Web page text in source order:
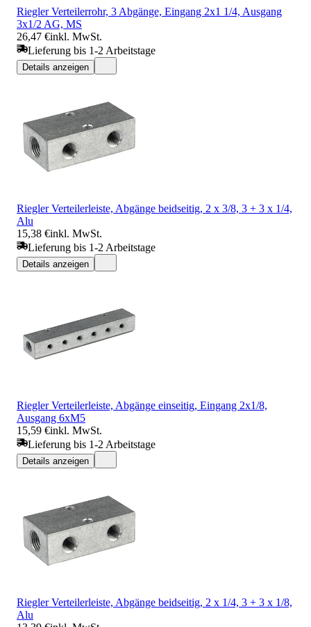
Riegler Verteilerrohr, 3 Abgänge, Eingang 2x1 1/4, Ausgang
3x1/2 AG, MS
26,47 €inkl. MwSt.
Lieferung bis 1-2 Arbeitstage
Details anzeigen
Riegler Verteilerleiste, Abgänge beidseitig, 2 x 3/8, 3 + 3 x 1/4,
Alu
15,38 €inkl. MwSt.
Lieferung bis 1-2 Arbeitstage
Details anzeigen
Riegler Verteilerleiste, Abgänge einseitig, Eingang 2x1/8,
Ausgang 6xM5
15,59 €inkl. MwSt.
Lieferung bis 1-2 Arbeitstage
Details anzeigen
Riegler Verteilerleiste, Abgänge beidseitig, 2 x 1/4, 3 + 3 x 1/8,
Alu